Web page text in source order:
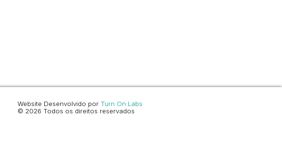
Website Desenvolvido por Turn On Labs
© 2026 Todos os direitos reservados